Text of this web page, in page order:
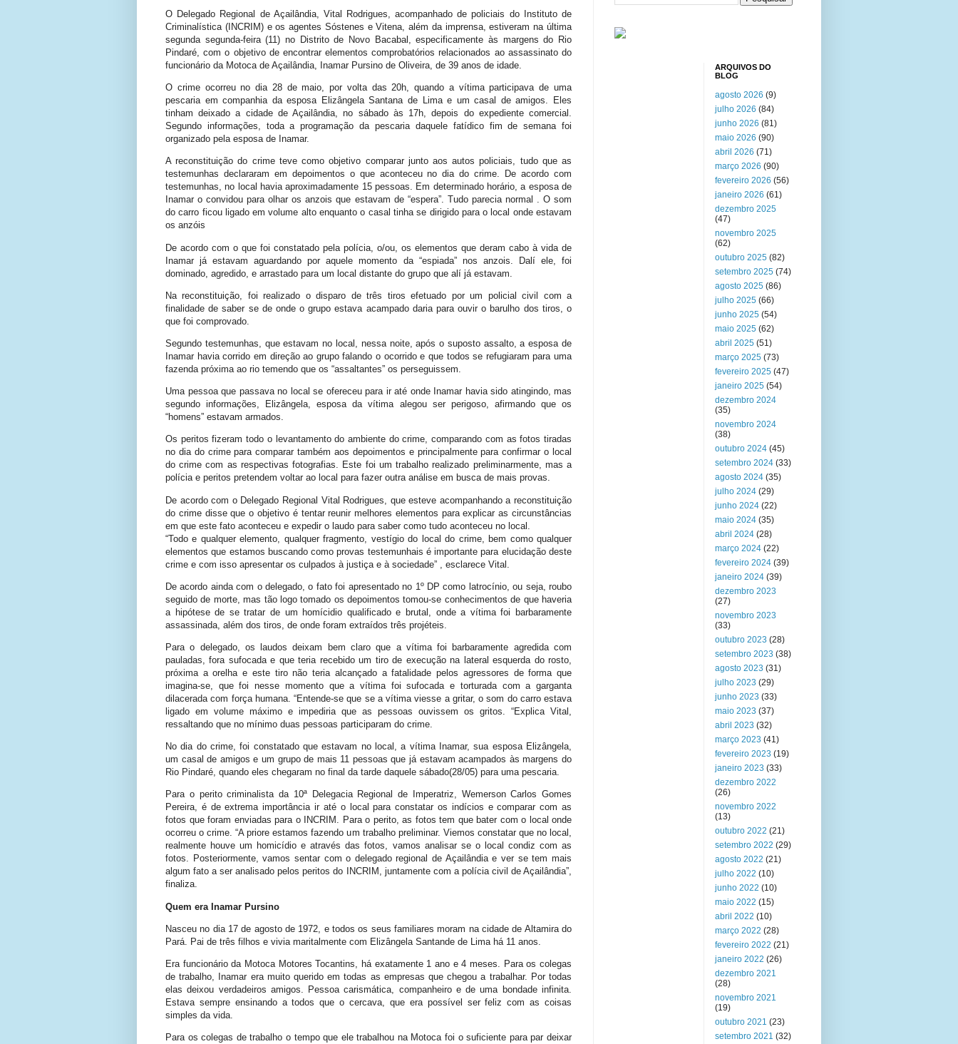
O Delegado Regional de Açailândia, Vital Rodrigues, acompanhado de policiais do Instituto de
Criminalística (INCRIM) e os agentes Sóstenes e Vitena, além da imprensa, estiveram na última
segunda segunda-feira (11) no Distrito de Novo Bacabal, especificamente às margens do Rio
Pindaré, com o objetivo de encontrar elementos comprobatórios relacionados ao assassinato do
funcionário da Motoca de Açailândia, Inamar Pursino de Oliveira, de 39 anos de idade.
O crime ocorreu no dia 28 de maio, por volta das 20h, quando a vítima participava de uma
pescaria em companhia da esposa Elizângela Santana de Lima e um casal de amigos. Eles
tinham deixado a cidade de Açailândia, no sábado às 17h, depois do expediente comercial.
Segundo informações, toda a programação da pescaria daquele fatídico fim de semana foi
organizado pela esposa de Inamar.
A reconstituição do crime teve como objetivo comparar junto aos autos policiais, tudo que as
testemunhas declararam em depoimentos o que aconteceu no dia do crime. De acordo com
testemunhas, no local havia aproximadamente 15 pessoas. Em determinado horário, a esposa de
Inamar o convidou para olhar os anzois que estavam de “espera”. Tudo parecia normal . O som
do carro ficou ligado em volume alto enquanto o casal tinha se dirigido para o local onde estavam
os anzóis
De acordo com o que foi constatado pela polícia, o/ou, os elementos que deram cabo à vida de
Inamar já estavam aguardando por aquele momento da “espiada” nos anzois. Dalí ele, foi
dominado, agredido, e arrastado para um local distante do grupo que alí já estavam.
Na reconstituição, foi realizado o disparo de três tiros efetuado por um policial civil com a
finalidade de saber se de onde o grupo estava acampado daria para ouvir o barulho dos tiros, o
que foi comprovado.
Segundo testemunhas, que estavam no local, nessa noite, após o suposto assalto, a esposa de
Inamar havia corrido em direção ao grupo falando o ocorrido e que todos se refugiaram para uma
fazenda próxima ao rio temendo que os “assaltantes” os perseguissem.
Uma pessoa que passava no local se ofereceu para ir até onde Inamar havia sido atingindo, mas
segundo informações, Elizângela, esposa da vítima alegou ser perigoso, afirmando que os
“homens” estavam armados.
Os peritos fizeram todo o levantamento do ambiente do crime, comparando com as fotos tiradas
no dia do crime para comparar também aos depoimentos e principalmente para confirmar o local
do crime com as respectivas fotografias. Este foi um trabalho realizado preliminarmente, mas a
polícia e peritos pretendem voltar ao local para fazer outra análise em busca de mais provas.
De acordo com o Delegado Regional Vital Rodrigues, que esteve acompanhando a reconstituição
do crime disse que o objetivo é tentar reunir melhores elementos para explicar as circunstâncias
em que este fato aconteceu e expedir o laudo para saber como tudo aconteceu no local.
“Todo e qualquer elemento, qualquer fragmento, vestígio do local do crime, bem como qualquer
elementos que estamos buscando como provas testemunhais é importante para elucidação deste
crime e com isso apresentar os culpados à justiça e à sociedade” , esclarece Vital.
De acordo ainda com o delegado, o fato foi apresentado no 1º DP como latrocínio, ou seja, roubo
seguido de morte, mas tão logo tomado os depoimentos tomou-se conhecimentos de que haveria
a hipótese de se tratar de um homícidio qualificado e brutal, onde a vítima foi barbaramente
assassinada, além dos tiros, de onde foram extraídos três projéteis.
Para o delegado, os laudos deixam bem claro que a vítima foi barbaramente agredida com
pauladas, fora sufocada e que teria recebido um tiro de execução na lateral esquerda do rosto,
próxima a orelha e este tiro não teria alcançado a fatalidade pelos agressores de forma que
imagina-se, que foi nesse momento que a vítima foi sufocada e torturada com a garganta
dilacerada com força humana. “Entende-se que se a vítima viesse a gritar, o som do carro estava
ligado em volume máximo e impediria que as pessoas ouvissem os gritos. “Explica Vital,
ressaltando que no mínimo duas pessoas participaram do crime.
No dia do crime, foi constatado que estavam no local, a vítima Inamar, sua esposa Elizângela,
um casal de amigos e um grupo de mais 11 pessoas que já estavam acampados às margens do
Rio Pindaré, quando eles chegaram no final da tarde daquele sábado(28/05) para uma pescaria.
Para o perito criminalista da 10ª Delegacia Regional de Imperatriz, Wemerson Carlos Gomes
Pereira, é de extrema importância ir até o local para constatar os indícios e comparar com as
fotos que foram enviadas para o INCRIM. Para o perito, as fotos tem que bater com o local onde
ocorreu o crime. “A priore estamos fazendo um trabalho preliminar. Viemos constatar que no local,
realmente houve um homicídio e através das fotos, vamos analisar se o local condiz com as
fotos. Posteriormente, vamos sentar com o delegado regional de Açailândia e ver se tem mais
algum fato a ser analisado pelos peritos do INCRIM, juntamente com a polícia civil de Açailândia”,
finaliza.
Quem era Inamar Pursino
Nasceu no dia 17 de agosto de 1972, e todos os seus familiares moram na cidade de Altamira do
Pará. Pai de três filhos e vivia maritalmente com Elizângela Santande de Lima há 11 anos.
Era funcionário da Motoca Motores Tocantins, há exatamente 1 ano e 4 meses. Para os colegas
de trabalho, Inamar era muito querido em todas as empresas que chegou a trabalhar. Por todas
elas deixou verdadeiros amigos. Pessoa carismática, companheiro e de uma bondade infinita.
Estava sempre ensinando a todos que o cercava, que era possível ser feliz com as coisas
simples da vida.
Para os colegas de trabalho o tempo que ele trabalhou na Motoca foi o suficiente para par deixar
ARQUIVOS DO
BLOG
agosto 2026 (9)
julho 2026 (84)
junho 2026 (81)
maio 2026 (90)
abril 2026 (71)
março 2026 (90)
fevereiro 2026 (56)
janeiro 2026 (61)
dezembro 2025
(47)
novembro 2025
(62)
outubro 2025 (82)
setembro 2025 (74)
agosto 2025 (86)
julho 2025 (66)
junho 2025 (54)
maio 2025 (62)
abril 2025 (51)
março 2025 (73)
fevereiro 2025 (47)
janeiro 2025 (54)
dezembro 2024
(35)
novembro 2024
(38)
outubro 2024 (45)
setembro 2024 (33)
agosto 2024 (35)
julho 2024 (29)
junho 2024 (22)
maio 2024 (35)
abril 2024 (28)
março 2024 (22)
fevereiro 2024 (39)
janeiro 2024 (39)
dezembro 2023
(27)
novembro 2023
(33)
outubro 2023 (28)
setembro 2023 (38)
agosto 2023 (31)
julho 2023 (29)
junho 2023 (33)
maio 2023 (37)
abril 2023 (32)
março 2023 (41)
fevereiro 2023 (19)
janeiro 2023 (33)
dezembro 2022
(26)
novembro 2022
(13)
outubro 2022 (21)
setembro 2022 (29)
agosto 2022 (21)
julho 2022 (10)
junho 2022 (10)
maio 2022 (15)
abril 2022 (10)
março 2022 (28)
fevereiro 2022 (21)
janeiro 2022 (26)
dezembro 2021
(28)
novembro 2021
(19)
outubro 2021 (23)
setembro 2021 (32)